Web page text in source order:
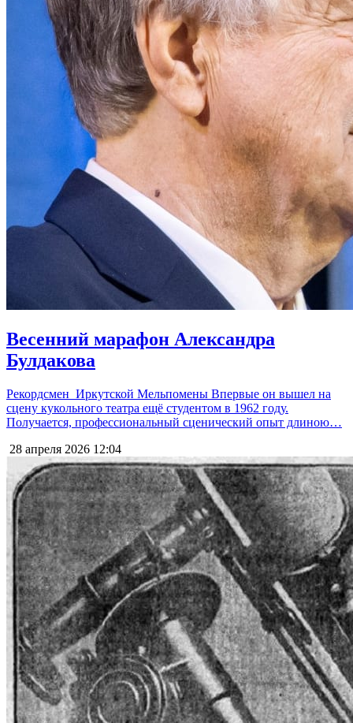
Весенний марафон Александра
Булдакова
Рекордсмен Иркутской Мельпомены Впервые он вышел на
сцену кукольного театра ещё студентом в 1962 году.
Получается, профессиональный сценический опыт длиною…
28 апреля 2026 12:04